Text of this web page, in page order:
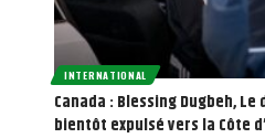
INTERNATIONAL
Canada : Blessing Dugbeh,
bientôt expulsé vers la Côte